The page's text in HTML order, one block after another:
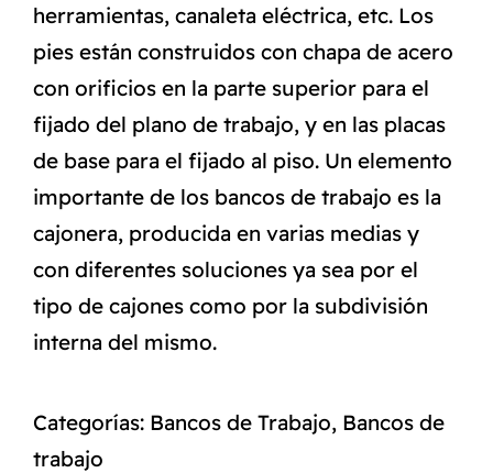
herramientas, canaleta eléctrica, etc. Los
pies están construidos con chapa de acero
con orificios en la parte superior para el
fijado del plano de trabajo, y en las placas
de base para el fijado al piso. Un elemento
importante de los bancos de trabajo es la
cajonera, producida en varias medias y
con diferentes soluciones ya sea por el
tipo de cajones como por la subdivisión
interna del mismo.
Categorías: Bancos de Trabajo, Bancos de
trabajo